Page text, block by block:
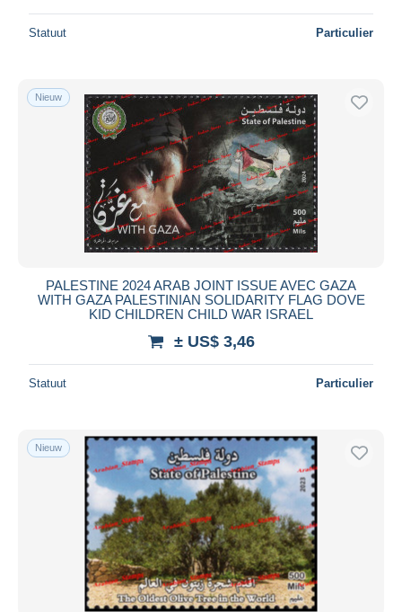
Statuut Particulier
Nieuw
PALESTINE 2024 ARAB JOINT ISSUE AVEC GAZA
WITH GAZA PALESTINIAN SOLIDARITY FLAG DOVE
KID CHILDREN CHILD WAR ISRAEL
± US$ 3,46
Statuut Particulier
Nieuw